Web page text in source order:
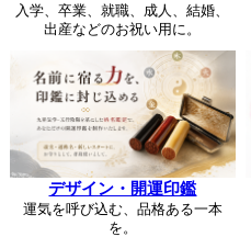
入学、卒業、就職、成人、結婚、
出産などのお祝い用に。
デザイン・開運印鑑
運気を呼び込む、品格ある一本
を。